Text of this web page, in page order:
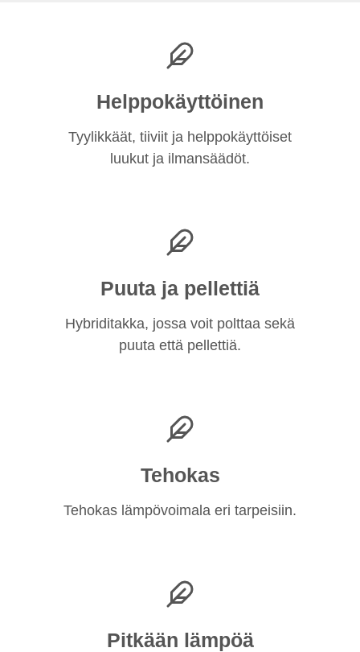
Helppokäyttöinen
Tyylikkäät, tiiviit ja helppokäyttöiset
luukut ja ilmansäädöt.
Puuta ja pellettiä
Hybriditakka, jossa voit polttaa sekä
puuta että pellettiä.
Tehokas
Tehokas lämpövoimala eri tarpeisiin.
Pitkään lämpöä